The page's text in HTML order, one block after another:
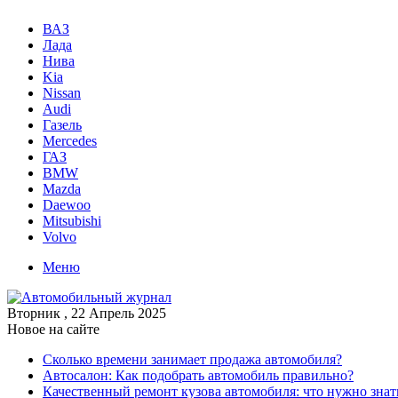
ВАЗ
Лада
Нива
Kia
Nissan
Audi
Газель
Mercedes
ГАЗ
BMW
Mazda
Daewoo
Mitsubishi
Volvo
Меню
Вторник , 22 Апрель 2025
Новое на сайте
Сколько времени занимает продажа автомобиля?
Автосалон: Как подобрать автомобиль правильно?
Качественный ремонт кузова автомобиля: что нужно